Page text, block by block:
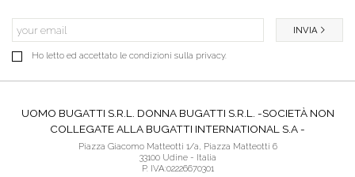
Ho letto ed accettato le condizioni sulla privacy.
INVIA
UOMO BUGATTI S.R.L. DONNA BUGATTI S.R.L. -SOCIETÀ NON
COLLEGATE ALLA BUGATTI INTERNATIONAL S.A -
Piazza Giacomo Matteotti 1/a, Piazza Matteotti 6
33100 Udine - Italia
P. IVA:02226670301